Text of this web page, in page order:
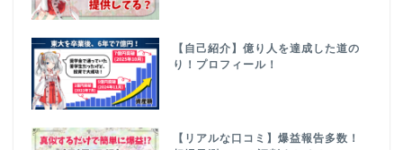
【自己紹介】億り人を達成した道の
り！プロフィール！
【リアルな口コミ】爆益報告多数！